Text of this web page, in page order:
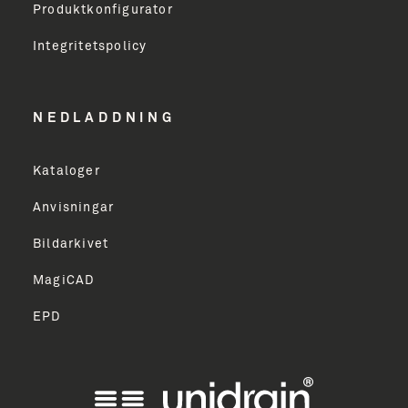
Email Address
Produktkonfigurator
Integritetspolicy
NEDLADDNING
Kataloger
Anvisningar
Bildarkivet
MagiCAD
EPD